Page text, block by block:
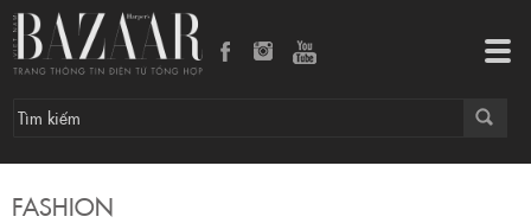
FASHION